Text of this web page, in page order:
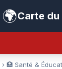
🌍Carte
› 🏥 Santé &